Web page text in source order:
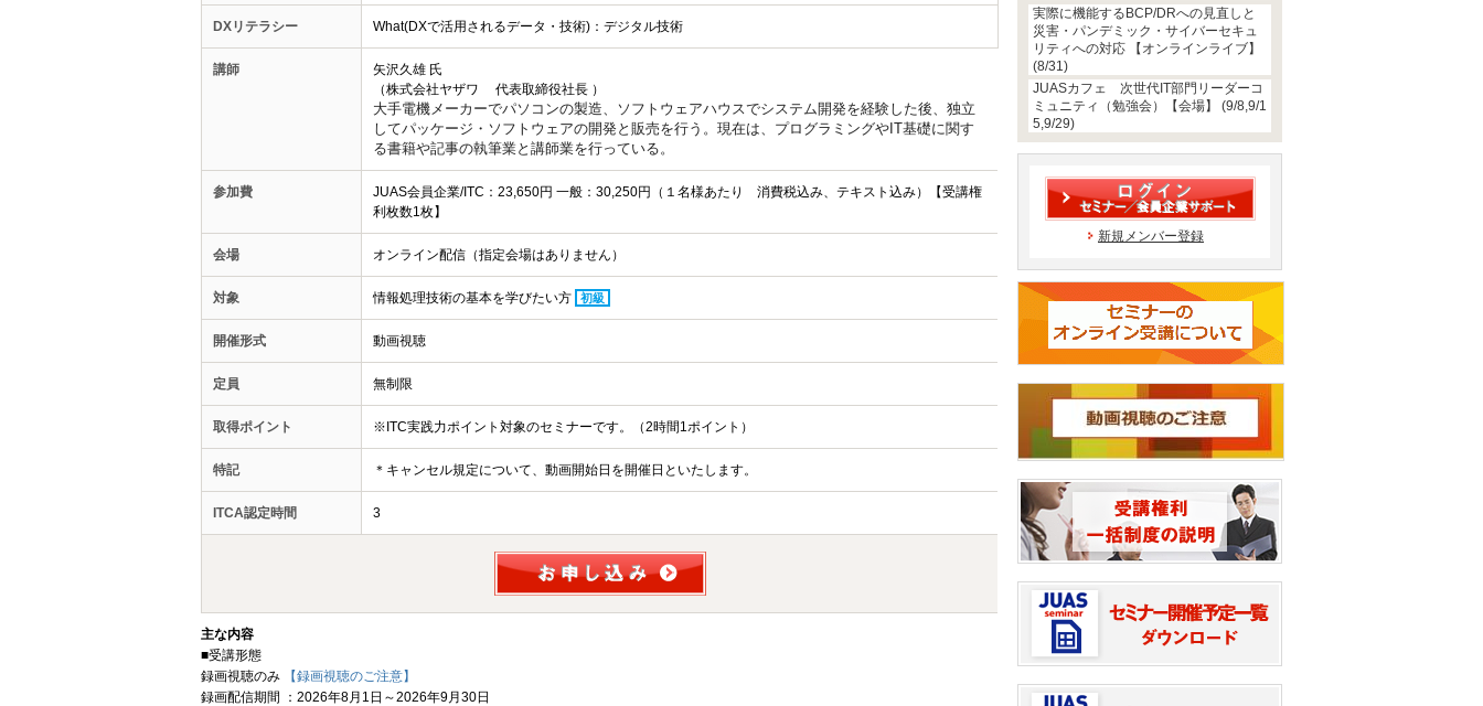
DXリテラシー What(DXで活用されるデータ・技術)：デジタル技術
講師
矢沢久雄 氏
（株式会社ヤザワ 代表取締役社長 ）
大手電機メーカーでパソコンの製造、 ソフトウェアハウスでシステム開発を経験した後、独立
してパッケージ ・ソフトウェアの開発と販売を行う。 現在は、プログラミングやIT基礎に関す
る書籍や記事の執筆業と講師業を行っている。
参加費
JUAS会員企業/ITC：23,650円 一般：30,250円（１名様あたり 消費税込み、テキスト込み）【受講権
利枚数1枚】
会場 オンライン配信（指定会場はありません）
対象 情報処理技術の基本を学びたい方 初級
開催形式 動画視聴
定員 無制限
取得ポイント ※ITC実践力ポイント対象のセミナーです。（2時間1ポイント）
特記 ＊キャンセル規定について、動画開始日を開催日といたします。
ITCA認定時間 3
主な内容
■受講形態
録画視聴のみ
【録画視聴のご注意】
録画配信期間 ：2026年8月1日～2026年9月30日
実際に機能するBCP/DRへの見直しと
災害・パンデミック・サイバーセキュ
リティへの対応 【オンラインライブ】
(8/31)
JUASカフェ 次世代IT部門リーダーコ
ミュニティ（勉強会）【会場】 (9/8,9/1
5,9/29)
新規メンバー登録